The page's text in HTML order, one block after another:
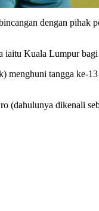
dengan pihak
iaitu Kuala Lumpur
tangga ke-
(dahulunya dikenali